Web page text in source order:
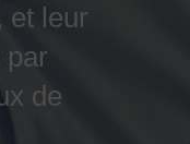
et leur
par
de